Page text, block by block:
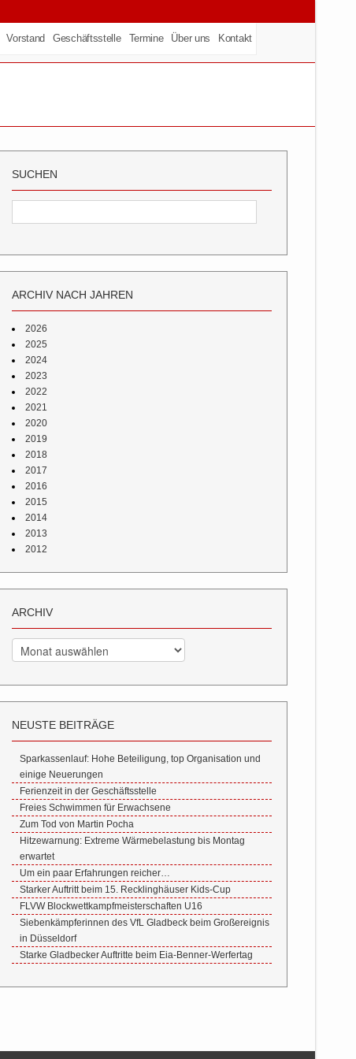
Vorstand Geschäftsstelle Termine Über uns Kontakt
SUCHEN
ARCHIV NACH JAHREN
2026
2025
2024
2023
2022
2021
2020
2019
2018
2017
2016
2015
2014
2013
2012
ARCHIV
Archiv
NEUSTE BEITRÄGE
Sparkassenlauf: Hohe Beteiligung, top Organisation und
einige Neuerungen
Ferienzeit in der Geschäftsstelle
Freies Schwimmen für Erwachsene
Zum Tod von Martin Pocha
Hitzewarnung: Extreme Wärmebelastung bis Montag
erwartet
Um ein paar Erfahrungen reicher…
Starker Auftritt beim 15. Recklinghäuser Kids-Cup
FLVW Blockwettkampfmeisterschaften U16
Siebenkämpferinnen des VfL Gladbeck beim Großereignis
in Düsseldorf
Starke Gladbecker Auftritte beim Eia-Benner-Werfertag